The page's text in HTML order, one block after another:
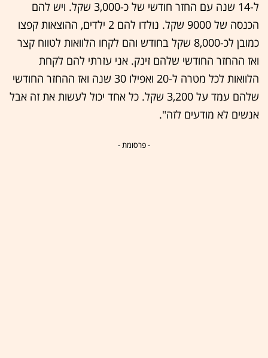
ל-14 שנה עם החזר חודשי של כ-3,000 שקל. ויש להם
הכנסה של 9000 שקל. נולדו להם 2 ילדים, ההוצאות קפצו
כמובן לכ-8,000 שקל בחודש והם לקחו הלוואות לטווח קצר
ואז ההחזר החודשי שלהם זינק. אני עזרתי להם לקחת
הלוואות לכל מטרה ל-20 ואפילו 30 שנה ואז ההחזר החודשי
שלהם עמד על 3,200 שקל. כל אחד יכול לעשות את זה אבל
אנשים לא מודעים לזה".
- פרסומת -